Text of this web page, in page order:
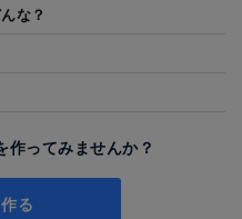
な？
作ってみませんか？
る